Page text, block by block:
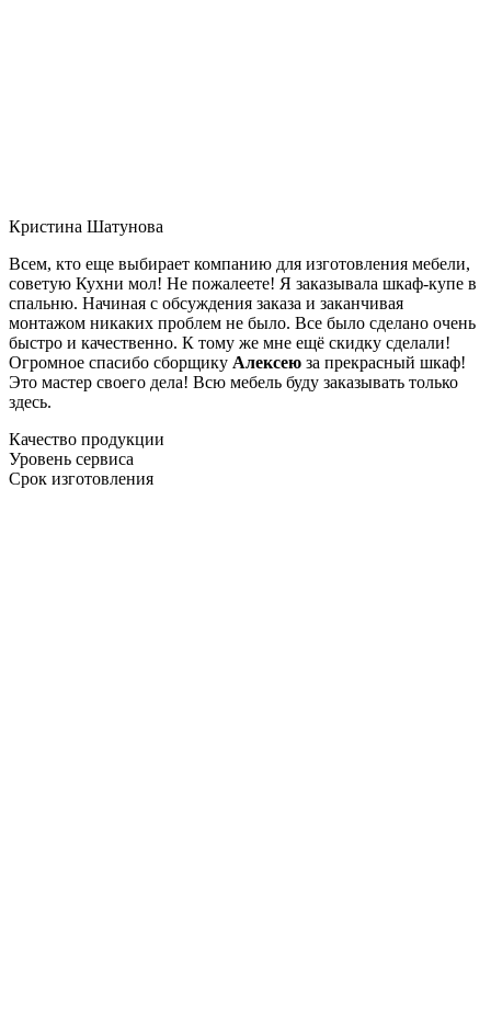
Кристина Шатунова
Всем, кто еще выбирает компанию для изготовления мебели,
советую Кухни мол! Не пожалеете! Я заказывала шкаф-купе в
спальню. Начиная с обсуждения заказа и заканчивая
монтажом никаких проблем не было. Все было сделано очень
быстро и качественно. К тому же мне ещё скидку сделали!
Огромное спасибо сборщику Алексею за прекрасный шкаф!
Это мастер своего дела! Всю мебель буду заказывать только
здесь.
Качество продукции
Уровень сервиса
Срок изготовления